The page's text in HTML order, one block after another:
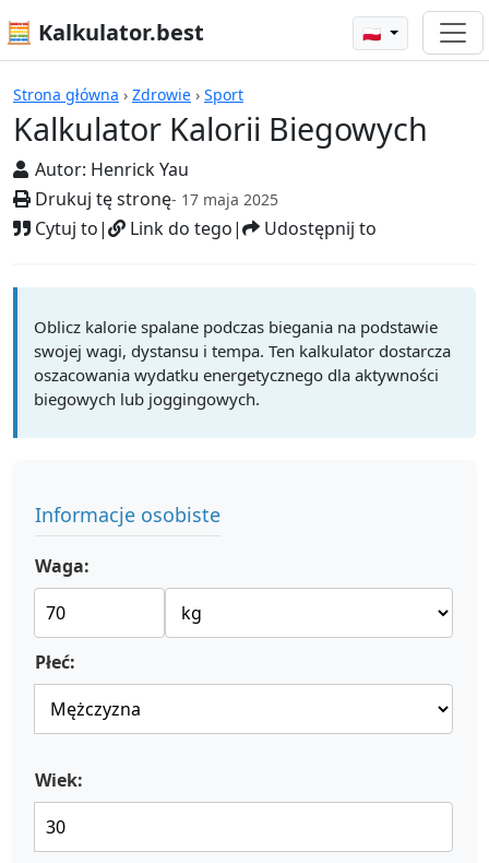
🧮 Kalkulator.best 🇵🇱
Strona główna › Zdrowie › Sport
Kalkulator Kalorii Biegowych
Autor: Henrick Yau
Drukuj tę stronę- 17 maja 2025
Cytuj to| Link do tego| Udostępnij to
Kalkulatory
Oblicz kalorie spalane podczas biegania na podstawie
swojej wagi, dystansu i tempa. Ten kalkulator dostarcza
oszacowania wydatku energetycznego dla aktywności
biegowych lub joggingowych.
Informacje osobiste
Waga:
Płeć:
Wiek: